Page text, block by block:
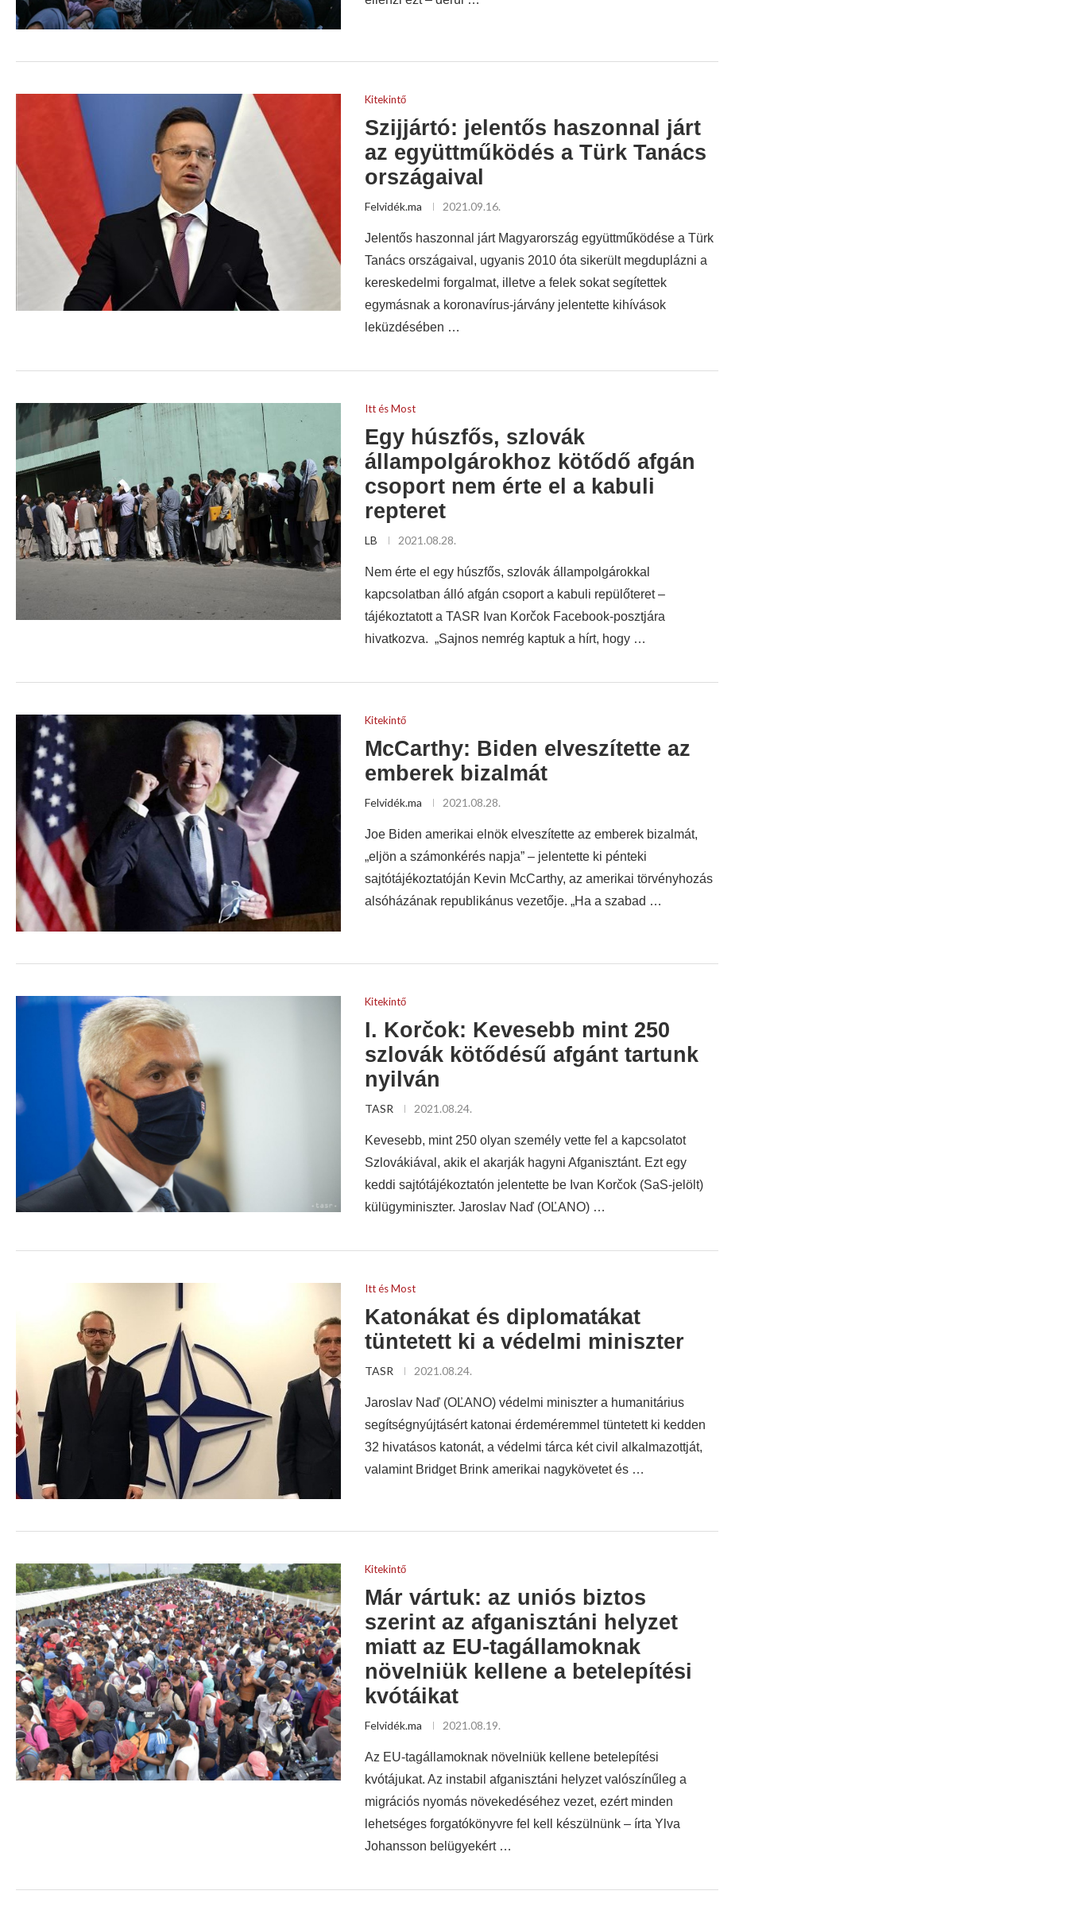
Kitekintő
Szijjártó: jelentős haszonnal járt
az együttműködés a Türk Tanács
országaival
Felvidék.ma 2021.09.16.
Jelentős haszonnal járt Magyarország együttműködése a Türk
Tanács országaival, ugyanis 2010 óta sikerült megduplázni a
kereskedelmi forgalmat, illetve a felek sokat segítettek
egymásnak a koronavírus-járvány jelentette kihívások
leküzdésében …
Itt és Most
Egy húszfős, szlovák
állampolgárokhoz kötődő afgán
csoport nem érte el a kabuli
repteret
LB 2021.08.28.
Nem érte el egy húszfős, szlovák állampolgárokkal
kapcsolatban álló afgán csoport a kabuli repülőteret –
tájékoztatott a TASR Ivan Korčok Facebook-posztjára
hivatkozva. „Sajnos nemrég kaptuk a hírt, hogy …
Kitekintő
McCarthy: Biden elveszítette az
emberek bizalmát
Felvidék.ma 2021.08.28.
Joe Biden amerikai elnök elveszítette az emberek bizalmát,
„eljön a számonkérés napja” – jelentette ki pénteki
sajtótájékoztatóján Kevin McCarthy, az amerikai törvényhozás
alsóházának republikánus vezetője. „Ha a szabad …
Kitekintő
I. Korčok: Kevesebb mint 250
szlovák kötődésű afgánt tartunk
nyilván
TASR 2021.08.24.
Kevesebb, mint 250 olyan személy vette fel a kapcsolatot
Szlovákiával, akik el akarják hagyni Afganisztánt. Ezt egy
keddi sajtótájékoztatón jelentette be Ivan Korčok (SaS-jelölt)
külügyminiszter. Jaroslav Naď (OĽANO) …
Itt és Most
Katonákat és diplomatákat
tüntetett ki a védelmi miniszter
TASR 2021.08.24.
Jaroslav Naď (OĽANO) védelmi miniszter a humanitárius
segítségnyújtásért katonai érdeméremmel tüntetett ki kedden
32 hivatásos katonát, a védelmi tárca két civil alkalmazottját,
valamint Bridget Brink amerikai nagykövetet és …
Kitekintő
Már vártuk: az uniós biztos
szerint az afganisztáni helyzet
miatt az EU-tagállamoknak
növelniük kellene a betelepítési
kvótáikat
Felvidék.ma 2021.08.19.
Az EU-tagállamoknak növelniük kellene betelepítési
kvótájukat. Az instabil afganisztáni helyzet valószínűleg a
migrációs nyomás növekedéséhez vezet, ezért minden
lehetséges forgatókönyvre fel kell készülnünk – írta Ylva
Johansson belügyekért …